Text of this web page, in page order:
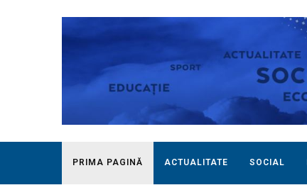
PRIMA PAGINĂ ACTUALITATE SOCIAL